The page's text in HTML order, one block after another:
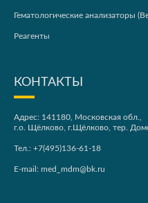
Гематологические анализаторы
Реагенты
КОНТАКТЫ
Адрес: 141180, Московская обл.,
г.о. Щёлково, г.Щёлково, тер.
Тел.: +7(495)136-61-18
E-mail: med_mdm@bk.ru